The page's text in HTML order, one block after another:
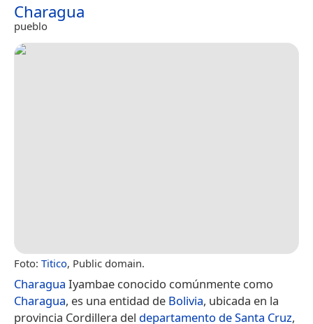
Charagua
pueblo
Foto: Titico, Public domain.
Charagua Iyambae conocido comúnmente como
Charagua, es una entidad de Bolivia, ubicada en la
provincia Cordillera del departamento de Santa Cruz,